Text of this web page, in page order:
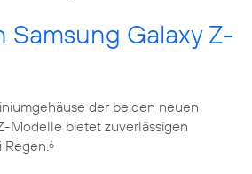
Samsung Galaxy Z-
der beiden neuen
Modelle bietet zuverlässigen
6